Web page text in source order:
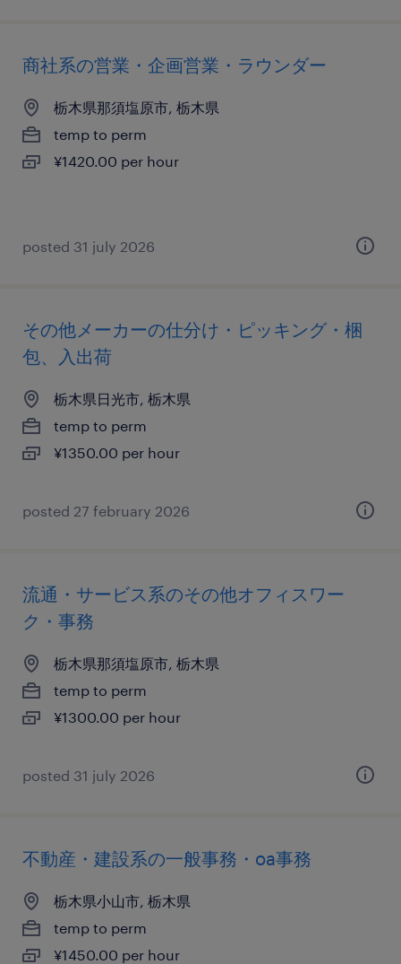
商社系の営業・企画営業・ラウンダー
栃木県那須塩原市, 栃木県
temp to perm
¥1420.00 per hour
posted 31 july 2026
その他メーカーの仕分け・ピッキング・梱
包、入出荷
栃木県日光市, 栃木県
temp to perm
¥1350.00 per hour
posted 27 february 2026
流通・サービス系のその他オフィスワー
ク・事務
栃木県那須塩原市, 栃木県
temp to perm
¥1300.00 per hour
posted 31 july 2026
不動産・建設系の一般事務・oa事務
栃木県小山市, 栃木県
temp to perm
¥1450.00 per hour